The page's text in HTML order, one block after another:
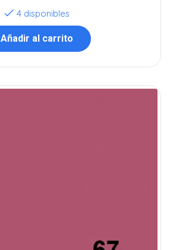
4 disponibles
Añadir al carrito